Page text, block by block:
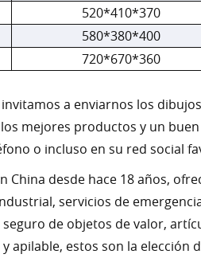
520*410*370
580*380*400
720*670*360
a enviarnos los
mejores productos y un
o incluso en su red social
China desde hace 18 años,
servicios de
de objetos de valor,
apilable, estos son la